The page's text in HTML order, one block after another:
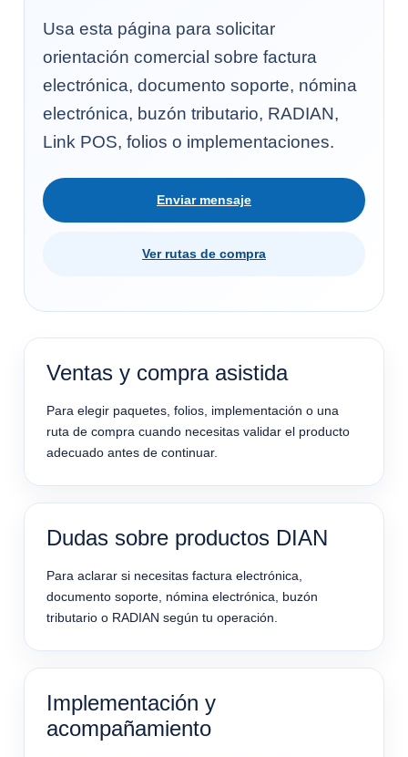
Usa esta página para solicitar
orientación comercial sobre factura
electrónica, documento soporte, nómina
electrónica, buzón tributario, RADIAN,
Link POS, folios o implementaciones.
Enviar mensaje
Ver rutas de compra
Ventas y compra asistida
Para elegir paquetes, folios, implementación o una
ruta de compra cuando necesitas validar el producto
adecuado antes de continuar.
Dudas sobre productos DIAN
Para aclarar si necesitas factura electrónica,
documento soporte, nómina electrónica, buzón
tributario o RADIAN según tu operación.
Implementación y
acompañamiento